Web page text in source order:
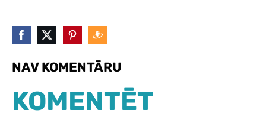
NAV KOMENTĀRU
KOMENTĒT